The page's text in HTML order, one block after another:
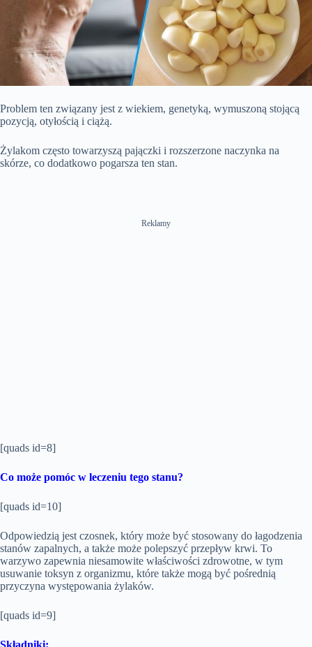
Problem ten związany jest z wiekiem, genetyką, wymuszoną stojącą
pozycją, otyłością i ciążą.
Żylakom często towarzyszą pajączki i rozszerzone naczynka na
skórze, co dodatkowo pogarsza ten stan.
Reklamy
[quads id=8]
Co może pomóc w leczeniu tego stanu?
[quads id=10]
Odpowiedzią jest czosnek, który może być stosowany do łagodzenia
stanów zapalnych, a także może polepszyć przepływ krwi. To
warzywo zapewnia niesamowite właściwości zdrowotne, w tym
usuwanie toksyn z organizmu, które także mogą być pośrednią
przyczyna występowania żylaków.
[quads id=9]